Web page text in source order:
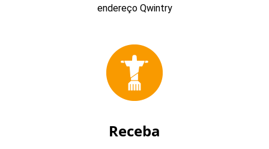
endereço Qwintry
Receba